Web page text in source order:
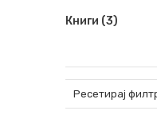
Книги (3)
Ресетирај